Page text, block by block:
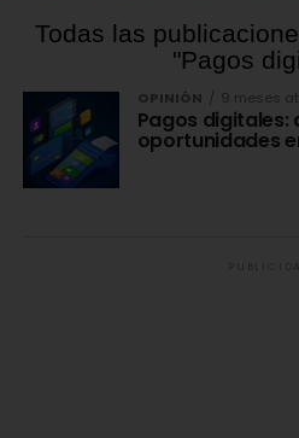
Todas las
"Pagos
OPINIÓN 9 meses
Pagos digitales:
oportunidades